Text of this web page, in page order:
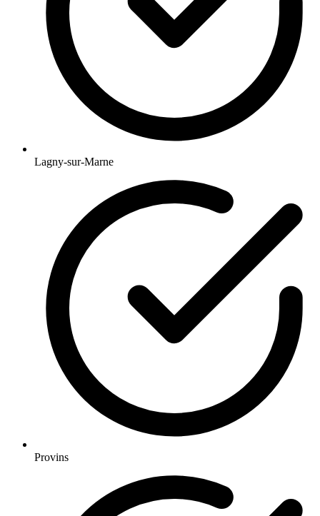
Lagny-sur-Marne
Provins